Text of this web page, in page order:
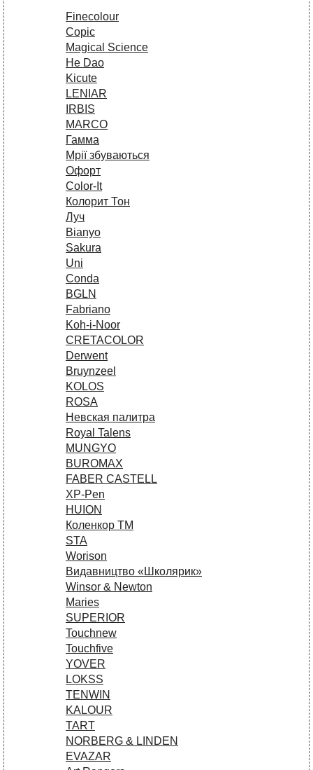
Finecolour
Copic
Magical Science
He Dao
Kicute
LENIAR
IRBIS
MARCO
Гамма
Мрії збуваються
Офорт
Сolor-It
Колорит Тон
Луч
Bianyo
Sakura
Uni
Conda
BGLN
Fabriano
Koh-i-Noor
CRETACOLOR
Derwent
Bruynzeel
KOLOS
ROSA
Невская палитра
Royal Talens
MUNGYO
BUROMAX
FABER CASTELL
XP-Pen
HUION
Коленкор ТМ
STA
Worison
Видавництво «Школярик»
Winsor & Newton
Maries
SUPERIOR
Touchnew
Touchfive
YOVER
LOKSS
TENWIN
KALOUR
TART
NORBERG & LINDEN
EVAZAR